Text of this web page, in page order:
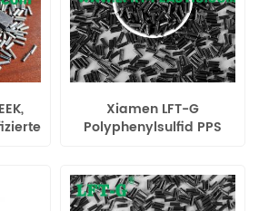
Xiamen LFT-G
Polyphenylsulfid PPS